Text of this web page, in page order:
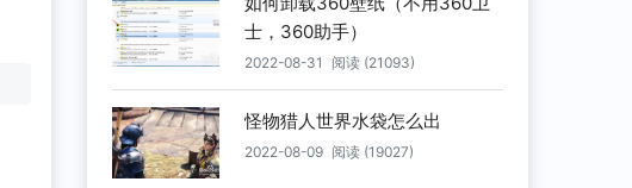
士，360助手）
2022-08-31 阅读 (21093)
怪物猎人世界水袋怎么出
2022-08-09 阅读 (19027)